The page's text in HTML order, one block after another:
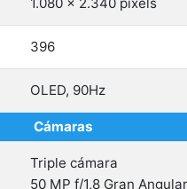
396
OLED, 90Hz
Cámaras
Triple cámara
50 MP f/1,8 Gran Angular